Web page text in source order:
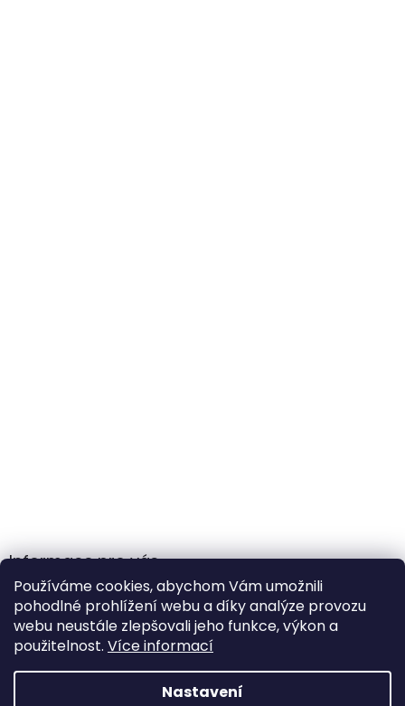
Používáme cookies, abychom Vám umožnili
pohodlné prohlížení webu a díky analýze provozu
webu neustále zlepšovali jeho funkce, výkon a
použitelnost. Více informací
Nastavení
Informace pro vás
Obchodní podmínky
Podmínky ochrany osobních údajů
Vytvořil Shoptet